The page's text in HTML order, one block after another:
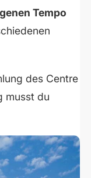
Tempo
des Centre
musst du